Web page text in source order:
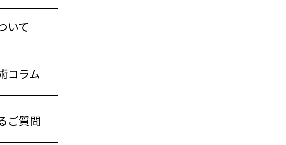
いて
コラム
ご質問